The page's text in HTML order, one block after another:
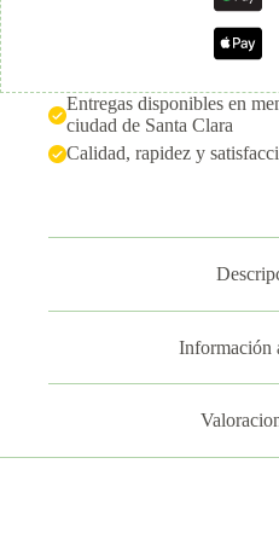
Entregas disponibles en
ciudad de Santa Clara
Calidad, rapidez y
Información